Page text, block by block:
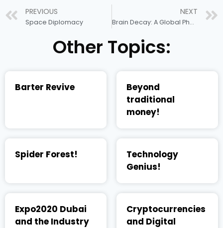
PREVIOUS
Space Diplomacy
NEXT
Brain Decay: A Global Phenomenon Threatening Human Minds in the Digital Age
Other Topics:
Barter Revive
Beyond
traditional
money!
Spider Forest!
Technology
Genius!
Expo2020 Dubai
and the Industry
Cryptocurrencies
and Digital